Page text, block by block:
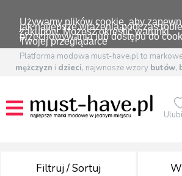
Używamy plików cookie, aby
jak najlepsze wrażenia podczas
zakupów. Możesz określić warunki
przechowywania lub dostępu do
Twojej przeglądarce
Platforma modowa must-have.pl to
mężczyzn i dzieci, najwnosze wzory butów,
Filtruj / Sortuj